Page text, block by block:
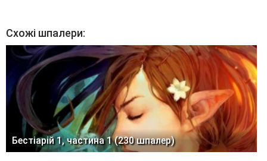
Схожі шпалери:
Бестіарій 1, частина 1 (230 шпалер)